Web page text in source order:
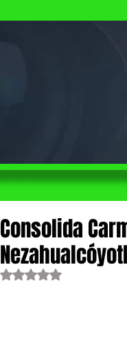
Consolida
Nezahualcóyotl
Obtuvo NaN de 5